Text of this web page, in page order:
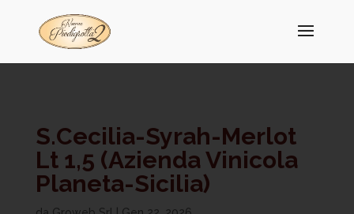
S.Cecilia-Syrah-Merlot
Lt 1,5 (Azienda Vinicola
Planeta-Sicilia)